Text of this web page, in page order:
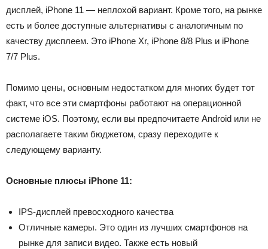
дисплей, iPhone 11 — неплохой вариант. Кроме того, на рынке
есть и более доступные альтернативы с аналогичным по
качеству дисплеем. Это iPhone Xr, iPhone 8/8 Plus и iPhone
7/7 Plus.
Помимо цены, основным недостатком для многих будет тот
факт, что все эти смартфоны работают на операционной
системе iOS. Поэтому, если вы предпочитаете Android или не
располагаете таким бюджетом, сразу переходите к
следующему варианту.
Основные плюсы iPhone 11:
IPS-дисплей превосходного качества
Отличные камеры. Это один из лучших смартфонов на
рынке для записи видео. Также есть новый